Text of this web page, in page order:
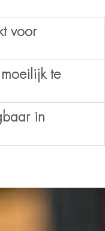
voor
te
in